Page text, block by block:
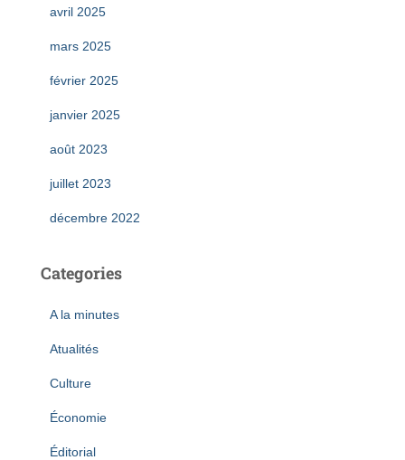
avril 2025
mars 2025
février 2025
janvier 2025
août 2023
juillet 2023
décembre 2022
Categories
A la minutes
Atualités
Culture
Économie
Éditorial